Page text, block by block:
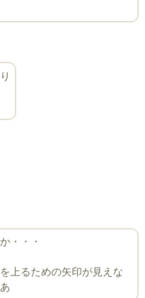
・・・
上るための矢印が見えな